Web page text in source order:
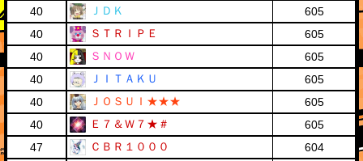
40
ＪＤＫ
605
40
ＳＴＲＩＰＥ
605
40
ＳＮＯＷ
605
40
ＪＩＴＡＫＵ
605
40
ＪＯＳＵＩ★★★
605
40
Ｅ７＆Ｗ７★＃
605
47
ＣＢＲ１０００
604